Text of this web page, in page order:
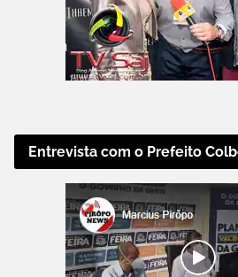
Entrevista com o Prefeito